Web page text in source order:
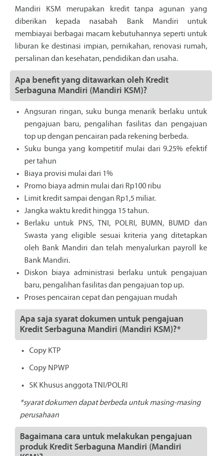
Mandiri KSM merupakan kredit tanpa agunan yang
diberikan kepada nasabah Bank Mandiri untuk
membiayai berbagai macam kebutuhannya seperti untuk
liburan ke destinasi impian, pernikahan, renovasi rumah,
persalinan dan kesehatan, pendidikan dan usaha.
Apa benefit yang ditawarkan oleh Kredit
Serbaguna Mandiri (Mandiri KSM)?
Angsuran ringan, suku bunga menarik berlaku untuk
pengajuan baru, pengalihan fasilitas dan pengajuan
top up dengan pencairan pada rekening berbeda.
Suku bunga yang kompetitif mulai dari 9.25% efektif
per tahun
Biaya provisi mulai dari 1%
Promo biaya admin mulai dari Rp100 ribu
Limit kredit sampai dengan Rp1,5 miliar.
Jangka waktu kredit hingga 15 tahun.
Berlaku untuk PNS, TNI, POLRI, BUMN, BUMD dan
Swasta yang eligible sesuai kriteria yang ditetapkan
oleh Bank Mandiri dan telah menyalurkan payroll ke
Bank Mandiri.
Diskon biaya administrasi berlaku untuk pengajuan
baru, pengalihan fasilitas dan pengajuan top up.
Proses pencairan cepat dan pengajuan mudah
Apa saja syarat dokumen untuk pengajuan
Kredit Serbaguna Mandiri (Mandiri KSM)?*
Copy KTP
Copy NPWP
SK Khusus anggota TNI/POLRI
*syarat dokumen dapat berbeda untuk masing-masing
perusahaan
Bagaimana cara untuk melakukan pengajuan
produk Kredit Serbaguna Mandiri (Mandiri